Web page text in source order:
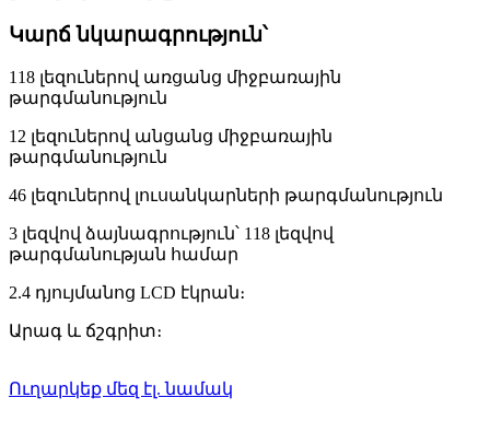
Կարճ նկարագրություն՝
118 լեզուներով առցանց միջբառային
թարգմանություն
12 լեզուներով անցանց միջբառային
թարգմանություն
46 լեզուներով լուսանկարների թարգմանություն
3 լեզվով ձայնագրություն՝ 118 լեզվով
թարգմանության համար
2.4 դյույմանոց LCD էկրան։
Արագ և ճշգրիտ։
Ուղարկեք մեզ էլ. նամակ